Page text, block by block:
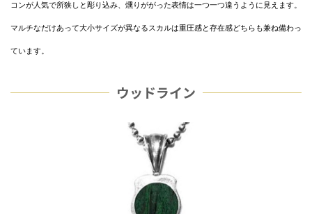
コンが人気で所狭しと彫り込み、燻りががった表情は一つ一つ違うように見えます。
マルチなだけあって大小サイズが異なるスカルは重圧感と存在感どちらも兼ね備わっ
ています。
ウッドライン